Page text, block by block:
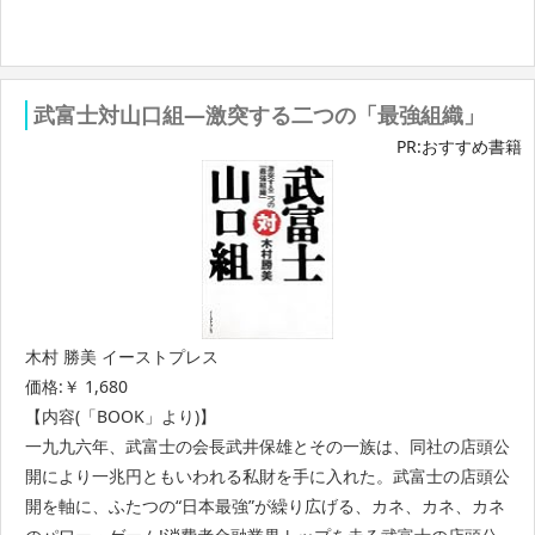
武富士対山口組―激突する二つの「最強組織」
PR:おすすめ書籍
木村 勝美 イーストプレス
価格:￥ 1,680
【内容(「BOOK」より)】
一九九六年、武富士の会長武井保雄とその一族は、同社の店頭公
開により一兆円ともいわれる私財を手に入れた。武富士の店頭公
開を軸に、ふたつの“日本最強”が繰り広げる、カネ、カネ、カネ